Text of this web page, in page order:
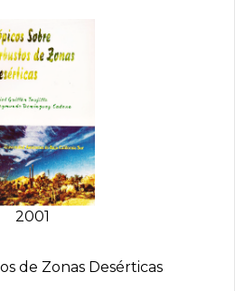
2001
de Zonas Desérticas